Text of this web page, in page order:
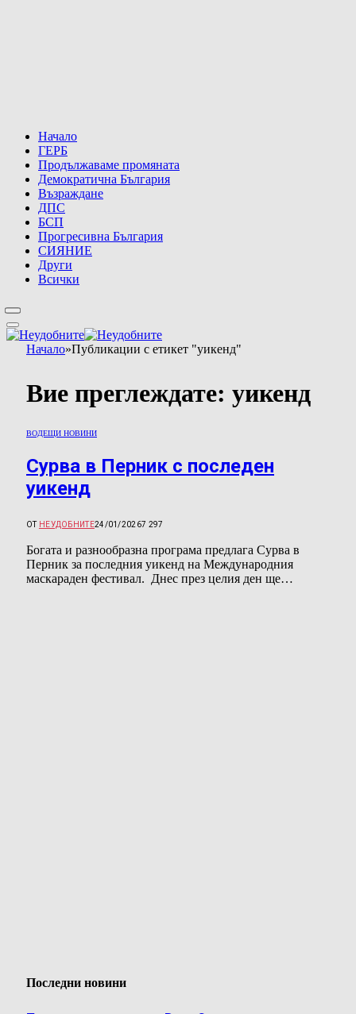
Начало
ГЕРБ
Продължаваме промяната
Демократична България
Възраждане
ДПС
БСП
Прогресивна България
СИЯНИЕ
Други
Всички
Начало»Публикации с етикет "уикенд"
Вие преглеждате: уикенд
ВОДЕЩИ НОВИНИ
Сурва в Перник с последен
уикенд
ОТ НЕУДОБНИТЕ24/01/20267 297
Богата и разнообразна програма предлага Сурва в
Перник за последния уикенд на Международния
маскараден фестивал. Днес през целия ден ще…
Последни новини